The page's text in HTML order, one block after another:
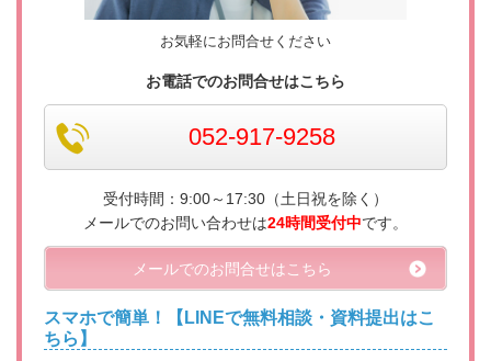
お気軽にお問合せください
お電話でのお問合せはこちら
052-917-9258
受付時間： 9:00～17:30（土日祝を除く）
メールでのお問い合わせは24時間受付中です。
メールでのお問合せはこちら
スマホで簡単！【LINEで無料相談・資料提出はこ
ちら】